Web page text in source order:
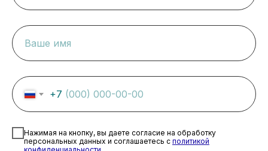
+7
Нажимая на кнопку, вы даете согласие на обработку
персональных данных и соглашаетесь c политикой